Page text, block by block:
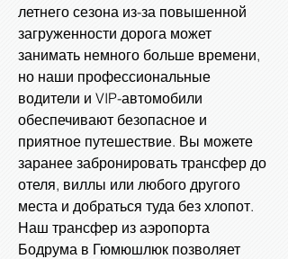
летнего сезона из-за повышенной
загруженности дорога может
занимать немного больше времени,
но наши профессиональные
водители и VIP-автомобили
обеспечивают безопасное и
приятное путешествие. Вы можете
заранее забронировать трансфер до
отеля, виллы или любого другого
места и добраться туда без хлопот.
Наш трансфер из аэропорта
Бодрума в Гюмюшлюк позволяет